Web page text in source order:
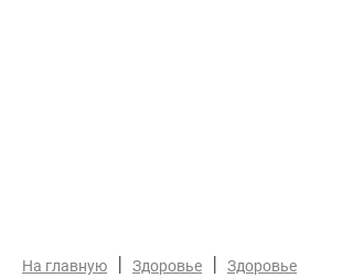
На главную | Здоровье |
Здоровье